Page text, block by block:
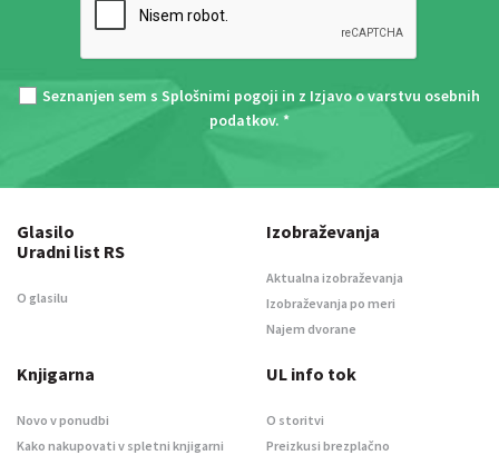
Seznanjen sem s Splošnimi pogoji in z Izjavo o varstvu osebnih
podatkov. *
Glasilo
Uradni list RS
O glasilu
Izobraževanja
Aktualna izobraževanja
Izobraževanja po meri
Najem dvorane
Knjigarna
Novo v ponudbi
Kako nakupovati v spletni knjigarni
UL info tok
O storitvi
Preizkusi brezplačno